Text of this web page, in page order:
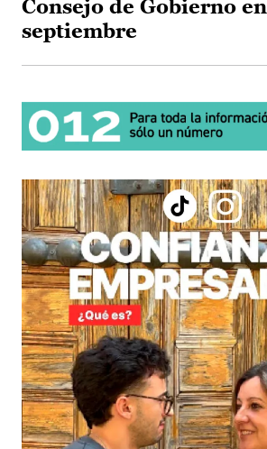
Consejo de Gobierno en
septiembre